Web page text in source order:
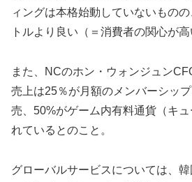
ィングは本格始動していないもの
トルより良い（＝消費者の関心が高
また、NCのホン・ウォンジュン
売上は25％が月額のメンバーシッ
売、50%がゲーム内有料通貨（キ
れているとのこと。
グローバルサービスについては、